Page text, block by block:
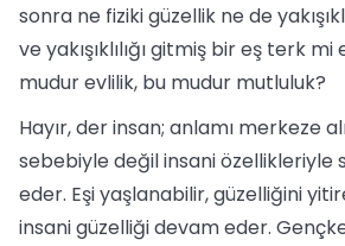
sonra ne fiziki güzellik ne de
ve yakışıklılığı gitmiş bir eş terk
mudur evlilik, bu mudur mutluluk?
Hayır, der insan; anlamı merkeze
sebebiyle değil insani özellikleriyle
eder. Eşi yaşlanabilir, güzelliğini
insani güzelliği devam eder.